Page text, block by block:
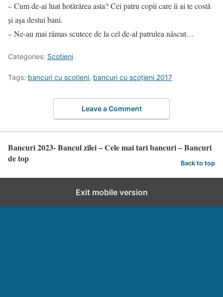
– Cum de-ai luat hotărârea asta? Cei patru copii care îi ai te costă
și așa destui bani.
– Ne-au mai rămas scutece de la cel de-al patrulea născut…
Categories: Scotieni
Tags: bancuri cu scotieni, bancuri cu scoţieni 2017
Leave a Comment
Bancuri 2023- Bancul zilei – Cele mai tari bancuri – Bancuri
de top
Back to top
Exit mobile version